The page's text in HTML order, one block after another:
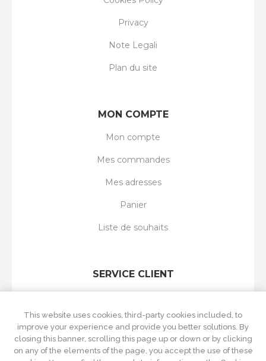
Privacy
Note Legali
Plan du site
MON COMPTE
Mon compte
Mes commandes
Mes adresses
Panier
Liste de souhaits
SERVICE CLIENT
Nouveautés
Récemment vus
This website uses cookies, third-party cookies included, to
improve your experience and provide you better solutions. By
closing this banner, scrolling this page up or down or by clicking
on any of the elements of the page, you accept the use of these